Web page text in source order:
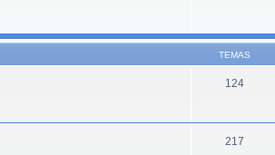
TEMAS
124
217